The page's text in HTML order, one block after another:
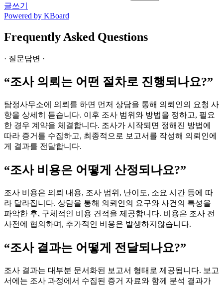
글쓰기
Powered by KBoard
Frequently Asked Questions
· 질문답변 ·
“조사 의뢰는 어떤 절차로 진행되나요?”
탐정사무소에 의뢰를 하면 먼저 상담을 통해 의뢰인의 요청 사
항을 상세히 듣습니다. 이후 조사 범위와 방법을 정하고, 필요
한 경우 계약을 체결합니다. 조사가 시작되면 정해진 방법에
따라 증거를 수집하고, 최종적으로 보고서를 작성해 의뢰인에
게 결과를 전달합니다.
“조사 비용은 어떻게 산정되나요?”
조사 비용은 의뢰 내용, 조사 범위, 난이도, 소요 시간 등에 따
라 달라집니다. 상담을 통해 의뢰인의 요구와 사건의 특성을
파악한 후, 구체적인 비용 견적을 제공합니다. 비용은 조사 전
사전에 협의하며, 추가적인 비용은 발생하지않습니다.
“조사 결과는 어떻게 전달되나요?”
조사 결과는 대부분 문서화된 보고서 형태로 제공됩니다. 보고
서에는 조사 과정에서 수집된 증거 자료와 함께 분석 결과가